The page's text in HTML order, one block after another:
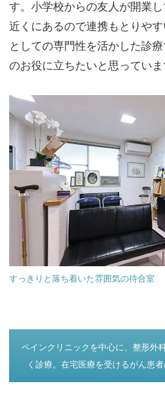
す。小学校からの友人が開業
近くにあるので連携もとりや
としての専門性を活かした診
のお役に立ちたいと思っていま
すっきりと落ち着いた雰囲気の待合室
つぎのページ
ペインクリニックを中心に、整形外
く診療。在宅医療を受けるがん患